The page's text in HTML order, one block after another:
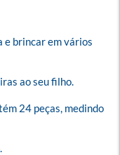
e brincar em vários
ao seu filho.
24 peças, medindo